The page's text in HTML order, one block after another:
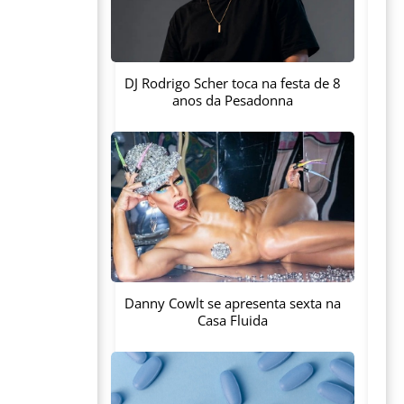
DJ Rodrigo Scher toca na festa de 8
anos da Pesadonna
Danny Cowlt se apresenta sexta na
Casa Fluida